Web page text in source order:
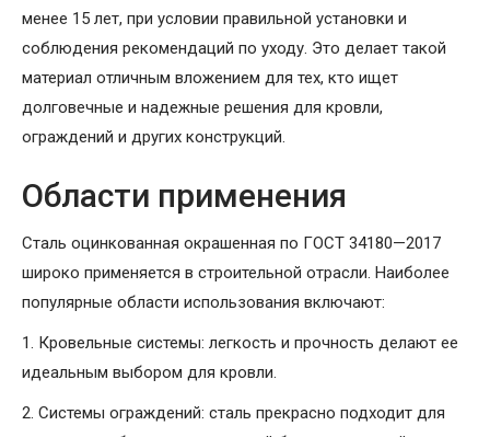
менее 15 лет, при условии правильной установки и
соблюдения рекомендаций по уходу. Это делает такой
материал отличным вложением для тех, кто ищет
долговечные и надежные решения для кровли,
ограждений и других конструкций.
Области применения
Сталь оцинкованная окрашенная по ГОСТ 34180—2017
широко применяется в строительной отрасли. Наиболее
популярные области использования включают:
1. Кровельные системы: легкость и прочность делают ее
идеальным выбором для кровли.
2. Системы ограждений: сталь прекрасно подходит для